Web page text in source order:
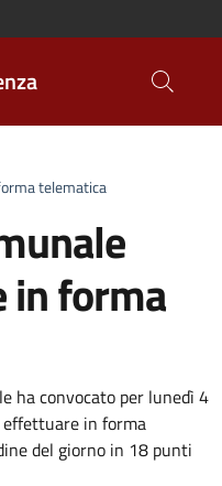
telematica
in forma
ha convocato per lunedì 4
effettuare in forma
del giorno in 18 punti